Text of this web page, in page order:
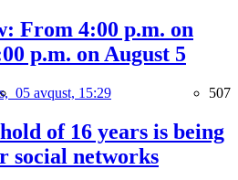
From 4:00 p.m. on
p.m. on August 5
05 avqust, 15:29 507
of 16 years is being
social networks